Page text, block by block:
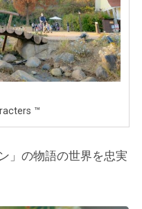
™
」の物語の世界を忠実